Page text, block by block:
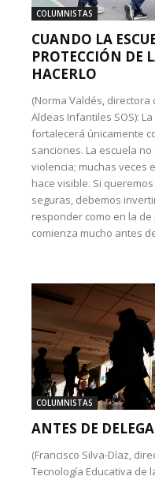
COLUMNISTAS
CUANDO LA
PROTECCIÓN DE
HACERLO
(Norma Valdés,
Aldeas Infantiles SOS):
fortalecerá únicamente
sanciones. La escuela
violencia; muchas veces
hace visible. Si
seguras, debemos
responder como en la
comienza mucho antes
COLUMNISTAS
ANTES DE
(Francisco Silva-Díaz,
Tecnología Educativa de